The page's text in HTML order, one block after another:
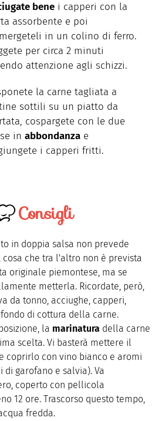
bene i capperi con la
assorbente e poi
in un colino di ferro.
per circa 2 minuti
attenzione agli schizzi.
la carne tagliata a
sottili su un piatto da
cospargete con le due
in abbondanza e
i capperi fritti.
Consigli
in doppia salsa non prevede
, cosa che tra l'altro non è prevista
originale piemontese, ma se
metterla. Ricordate, però,
da tonno, acciughe, capperi,
di cottura della carne.
la marinatura della carne
scelta. Vi basterà mettere il
coprirlo con vino bianco e aromi
di garofano e salvia). Va
coperto con pellicola
12 ore. Trascorso questo tempo,
fredda.